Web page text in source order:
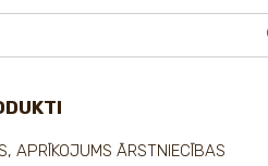
APRĪKOJUMS ĀRSTNIECĪBAS